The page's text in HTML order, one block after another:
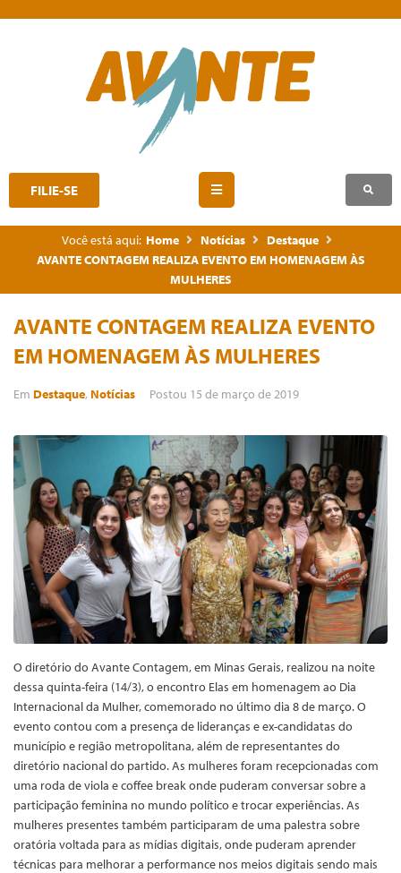
FILIE-SE
Você está aqui: Home Notícias
Destaque
AVANTE CONTAGEM REALIZA EVENTO EM HOMENAGEM ÀS
MULHERES
AVANTE CONTAGEM REALIZA EVENTO
EM HOMENAGEM ÀS MULHERES
Em Destaque, Notícias Postou 15 de março de 2019
O diretório do Avante Contagem, em Minas Gerais, realizou na noite
dessa quinta-feira (14/3), o encontro Elas em homenagem ao Dia
Internacional da Mulher, comemorado no último dia 8 de março. O
evento contou com a presença de lideranças e ex-candidatas do
município e região metropolitana, além de representantes do
diretório nacional do partido. As mulheres foram recepcionadas com
uma roda de viola e coffee break onde puderam conversar sobre a
participação feminina no mundo político e trocar experiências. As
mulheres presentes também participaram de uma palestra sobre
oratória voltada para as mídias digitais, onde puderam aprender
técnicas para melhorar a performance nos meios digitais sendo mais